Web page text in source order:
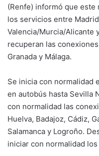
(Renfe) informó que
los servicios entre
Valencia/Murcia/Alicante
recuperan las
Granada y Málaga.
Se inicia con normalidad
en autobús hasta Sevilla
con normalidad las
Huelva, Badajoz, Cádiz,
Salamanca y Logroño.
iniciar con normalidad